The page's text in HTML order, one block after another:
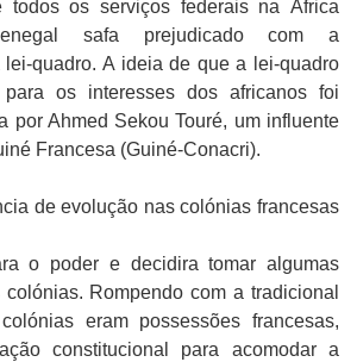
todos os serviços federais na África
safa prejudicado com a
lei-quadro. A ideia de que a lei-quadro
para os interesses dos africanos foi
por Ahmed Sekou Touré, um influente
Francesa (Guiné-Conacri).
de evolução nas colónias francesas
o poder e decidira tomar algumas
Rompendo com a tradicional
eram possessões francesas,
constitucional para acomodar a